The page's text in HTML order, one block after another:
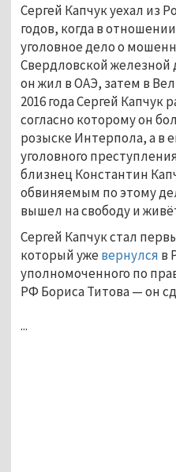
Сергей Капчук уехал из
годов, когда в
уголовное дело о
Свердловской железной
он жил в ОАЭ, затем в
2016 года Сергей
согласно которому он
розыске Интерпола, а в
уголовного
близнец Константин
обвиняемым по этому
вышел на свободу и
Сергей Капчук стал
который уже вернулся в
уполномоченного по
РФ Бориса Титова — он
...